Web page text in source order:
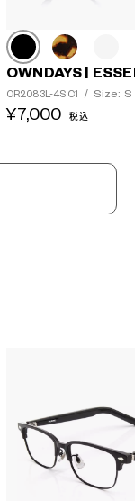
OWNDAYS |
OR2083L-4S C1 / Size: S
¥7,000 税込